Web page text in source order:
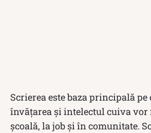
Scrierea este baza principală pe
învățarea și intelectul cuiva vor
școală, la job și în comunitate.